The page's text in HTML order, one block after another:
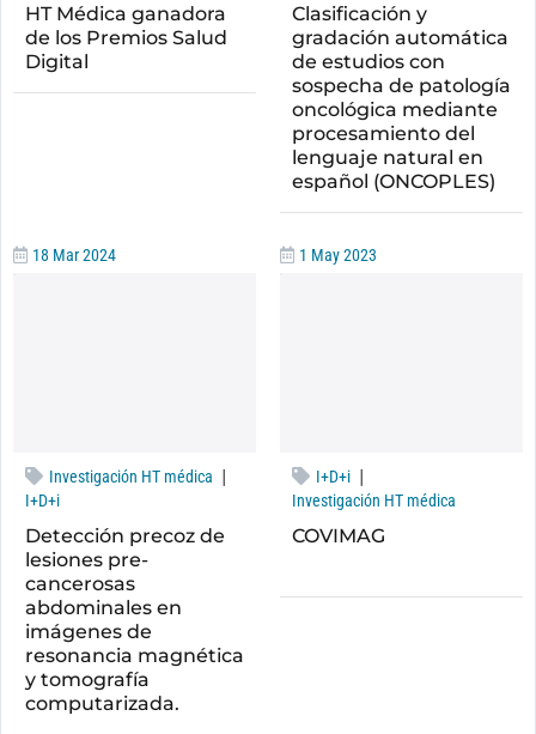
HT Médica ganadora
de los Premios Salud
Digital
Clasificación y
gradación automática
de estudios con
sospecha de patología
oncológica mediante
procesamiento del
lenguaje natural en
español (ONCOPLES)
18 Mar 2024
Investigación HT médica |
I+D+i
Detección precoz de
lesiones pre-
cancerosas
abdominales en
imágenes de
resonancia magnética
y tomografía
computarizada.
1 May 2023
I+D+i |
Investigación HT médica
COVIMAG